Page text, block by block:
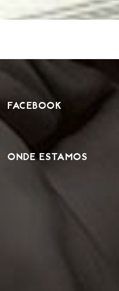
FACEBOOK
ONDE ESTAMOS